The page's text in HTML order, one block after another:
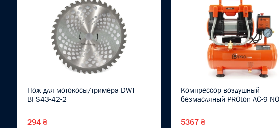
Нож для мотокосы/тримера DWT
BFS43-42-2
294 ₴
Компрессор воздушный
безмасляный PROton AC-9 NO
5367 ₴